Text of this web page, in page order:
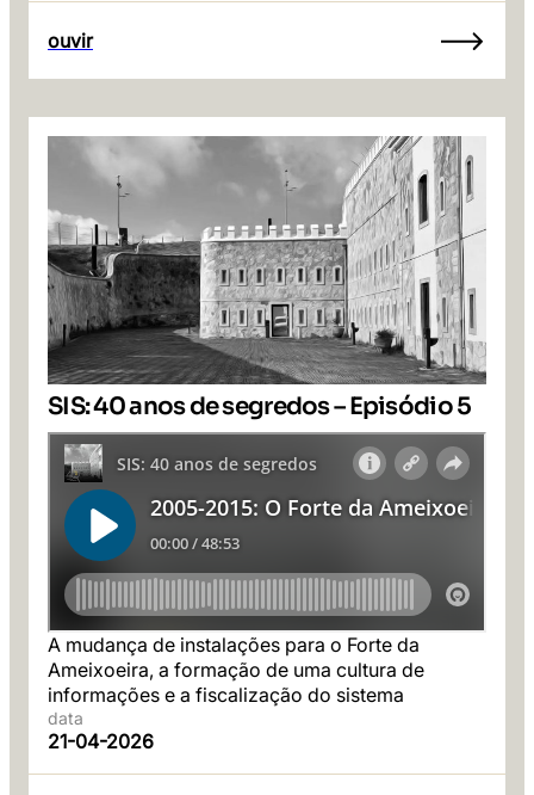
ouvir
SIS: 40 anos de segredos – Episódio 5
A mudança de instalações para o Forte da
Ameixoeira, a formação de uma cultura de
informações e a fiscalização do sistema
data
21-04-2026